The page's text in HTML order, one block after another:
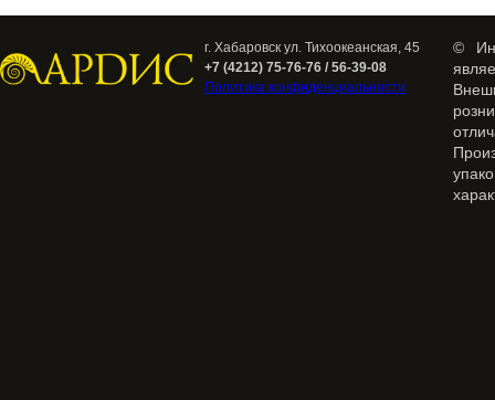
г. Хабаровск ул. Тихоокеанская, 45
+7 (4212) 75-76-76 / 56-39-08
Политика конфиденциальности
©